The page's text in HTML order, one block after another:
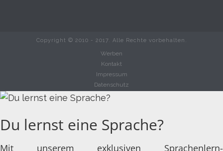
Copyright © 2010 - 2017. Alle Rechte vorbehalten.
Werben
Kontakt
Impressum
Datenschutz
Du lernst eine Sprache?
Mit unserem exklusiven Sprachenlern-